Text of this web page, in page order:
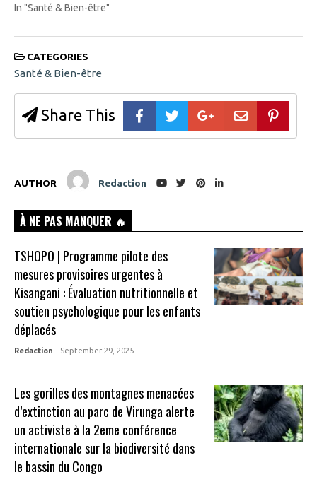
In "Santé & Bien-être"
CATEGORIES
Santé & Bien-être
Share This
AUTHOR Redaction
À NE PAS MANQUER 🔥
TSHOPO | Programme pilote des
mesures provisoires urgentes à
Kisangani : Évaluation nutritionnelle et
soutien psychologique pour les enfants
déplacés
Redaction - September 29, 2025
Les gorilles des montagnes menacées
d’extinction au parc de Virunga alerte
un activiste à la 2eme conférence
internationale sur la biodiversité dans
le bassin du Congo